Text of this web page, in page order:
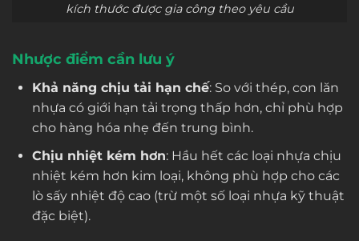
kích thước được gia công theo yêu cầu
Nhược điểm cần lưu ý
Khả năng chịu tải hạn chế: So với thép, con lăn
nhựa có giới hạn tải trọng thấp hơn, chỉ phù hợp
cho hàng hóa nhẹ đến trung bình.
Chịu nhiệt kém hơn: Hầu hết các loại nhựa chịu
nhiệt kém hơn kim loại, không phù hợp cho các
lò sấy nhiệt độ cao (trừ một số loại nhựa kỹ thuật
đặc biệt).